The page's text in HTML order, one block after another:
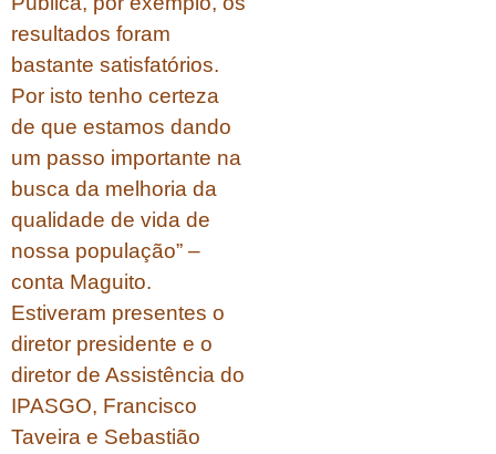
resultados foram
bastante satisfatórios.
Por isto tenho certeza
de que estamos dando
um passo importante na
busca da melhoria da
qualidade de vida de
nossa população” –
conta Maguito.
Estiveram presentes o
diretor presidente e o
diretor de Assistência do
IPASGO, Francisco
Taveira e Sebastião